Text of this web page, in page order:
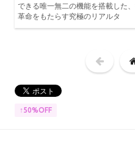
できる唯一無二の機能を搭載した
革命をもたらす究極のリアルタ
↑50%OFF